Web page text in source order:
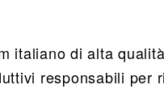
italiano di alta
responsabili per